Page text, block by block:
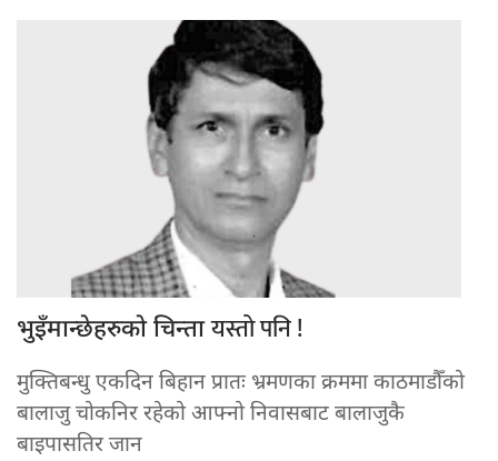
भुइँमान्छेहरुको चिन्तायस्तो पनि !
मुक्तिबन्धु एकदिन बिहान प्रातः भ्रमणका क्रममा काठमाडौँको
बालाजु चोकनिर रहेको आफ्नो निवासबाट बालाजुकै
बाइपासतिर जान